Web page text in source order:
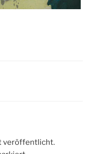
veröffentlicht.